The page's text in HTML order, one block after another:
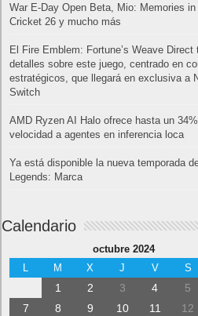
War E-Day Open Beta, Mio: Memories in
Cricket 26 y mucho más
El Fire Emblem: Fortune’s Weave Direct
detalles sobre este juego, centrado en
estratégicos, que llegará en exclusiva a
Switch
AMD Ryzen AI Halo ofrece hasta un 34%
velocidad a agentes en inferencia loca
Ya está disponible la nueva temporada
Legends: Marca
Calendario
octubre 2024
M X J V S
1 2 3 4 5
7
8 9 10 11 12